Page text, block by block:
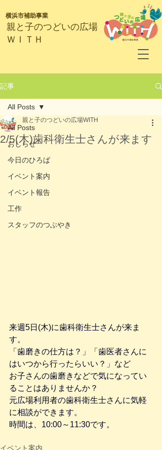
​親と子のつどいの広場
ＷＩＴＨ
横浜市補助事業
記事
All Posts
おしらせ
今日のひろば
イベント案内
イベント報告
工作
スタッフのつぶやき
All Posts
2/5(木)歯科衛生士さんが来ます
親と子のつどいの広場WITH
来週5日(木)に歯科衛生士さんが来ま
す。
「歯磨きの仕方は？」「歯医者さんに
はいつから行ったらいい？」など
お子さんの歯磨きなどで気になってい
ることはありませんか？
元広場利用者の歯科衛生士さんに気軽
に相談ができます。
時間は、10:00～11:30です。
イベント案内